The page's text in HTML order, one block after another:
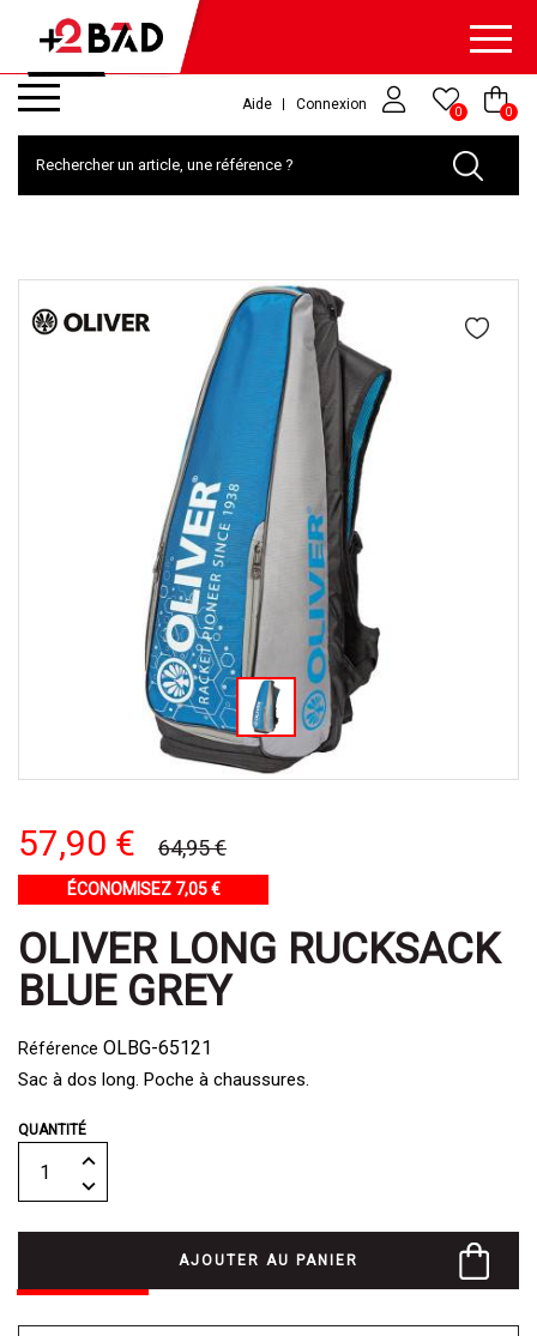
Aide Connexion 0 0
57,90 € 64,95 €
ÉCONOMISEZ 7,05 €
OLIVER LONG RUCKSACK
BLUE GREY
Référence OLBG-65121
Sac à dos long. Poche à chaussures.
QUANTITÉ
AJOUTER AU PANIER